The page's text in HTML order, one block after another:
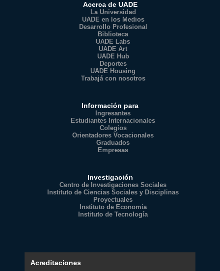
Acerca de UADE
La Universidad
UADE en los Medios
Desarrollo Profesional
Biblioteca
UADE Labs
UADE Art
UADE Hub
Deportes
UADE Housing
Trabajá con nosotros
Información para
Ingresantes
Estudiantes Internacionales
Colegios
Orientadores Vocacionales
Graduados
Empresas
Investigación
Centro de Investigaciones Sociales
Instituto de Ciencias Sociales y Disciplinas
Proyectuales
Instituto de Economía
Instituto de Tecnología
Acreditaciones